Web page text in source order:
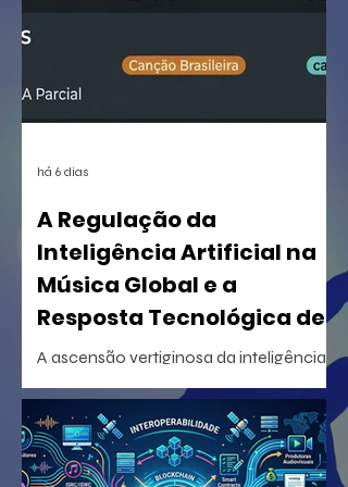
A Regulação da
Inteligência Artificial na
Música Global e a
Resposta Tecnológica de
Certificação
A ascensão vertiginosa da inteligência
artificial generativa na criação musical
desencadeou uma reorganização
estrutural sem precedentes na indústria
fonográfica mundial. Em um
há 6 dias